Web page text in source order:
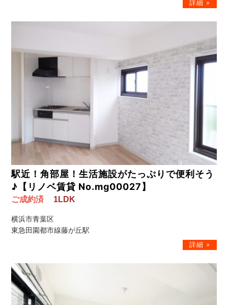
駅近！角部屋！生活施設がたっぷりで便利そう
♪【リノベ賃貸 No.mg00027】
ご成約済 1LDK
横浜市青葉区
東急田園都市線藤が丘駅